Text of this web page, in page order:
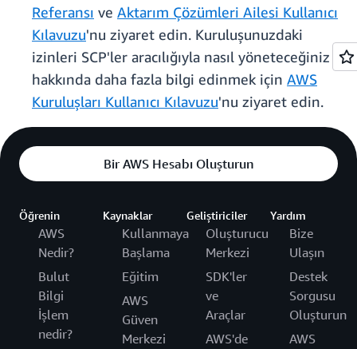
Referansı ve Aktarım Çözümleri Ailesi Kullanıcı
Kılavuzu'nu ziyaret edin. Kuruluşunuzdaki
izinleri SCP'ler aracılığıyla nasıl yöneteceğiniz
hakkında daha fazla bilgi edinmek için AWS
Kuruluşları Kullanıcı Kılavuzu'nu ziyaret edin.
Bir AWS Hesabı Oluşturun
Öğrenin
AWS
Nedir?
Bulut
Bilgi
İşlem
nedir?
Kaynaklar
Kullanmaya
Başlama
Eğitim
AWS
Güven
Merkezi
Geliştiriciler
Oluşturucu
Merkezi
SDK'ler
ve
Araçlar
AWS'de
Yardım
Bize
Ulaşın
Destek
Sorgusu
Oluşturun
AWS